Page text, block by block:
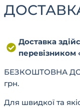
Доставка
перевізником
БЕЗКОШТОВНА
грн.
Для швидкої та